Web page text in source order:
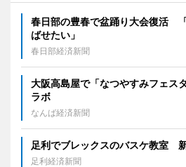
春日部の豊春で盆踊り大会復活
ばせたい」
春日部経済新聞
大阪高島屋で「なつやすみフェ
ラボ
なんば経済新聞
足利でブレックスのバスケ教室
足利経済新聞